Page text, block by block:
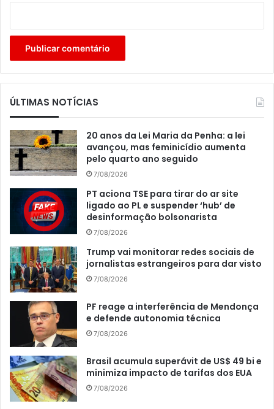
ÚLTIMAS NOTÍCIAS
20 anos da Lei Maria da Penha: a lei
avançou, mas feminicídio aumenta
pelo quarto ano seguido
7/08/2026
PT aciona TSE para tirar do ar site
ligado ao PL e suspender ‘hub’ de
desinformação bolsonarista
7/08/2026
Trump vai monitorar redes sociais de
jornalistas estrangeiros para dar visto
7/08/2026
PF reage a interferência de Mendonça
e defende autonomia técnica
7/08/2026
Brasil acumula superávit de US$ 49 bi e
minimiza impacto de tarifas dos EUA
7/08/2026